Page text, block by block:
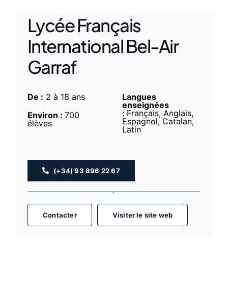
Lycée Français
International Bel-Air
Garraf
De : 2 à 18 ans
Environ : 700
élèves
Langues
enseignées
: Français, Anglais,
Espagnol, Catalan,
Latin
(+34) 93 896 22 67
Contacter Visiter le site web